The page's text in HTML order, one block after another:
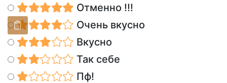
Отменно !!!
Очень вкусно
Вкусно
Так себе
Пф!